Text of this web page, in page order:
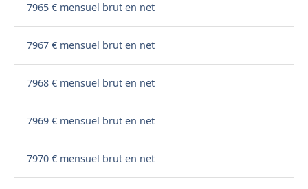
7965 € mensuel brut en net
7967 € mensuel brut en net
7968 € mensuel brut en net
7969 € mensuel brut en net
7970 € mensuel brut en net